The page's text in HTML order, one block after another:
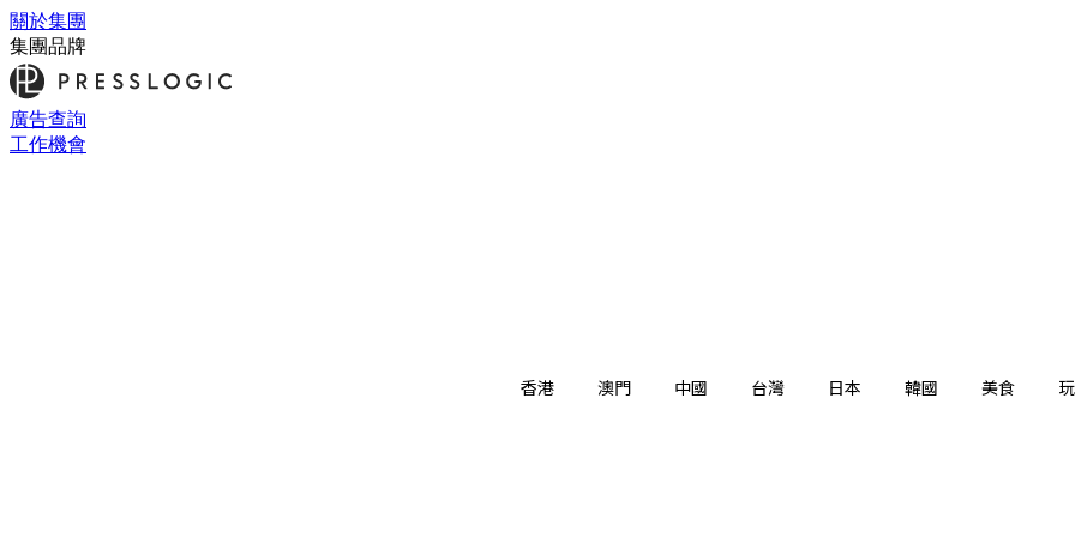
關於集團
集團品牌
廣告查詢
工作機會
香港 澳門 中國 台灣 日本 韓國 美食